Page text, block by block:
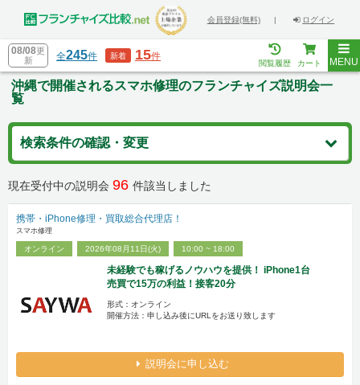
会員登録(無料) | ログイン
08/08更
新
全245件 新着 15件
閲覧履歴 カート MENU
沖縄で開催されるスマホ修理のフランチャイズ説明会一
覧
検索条件の確認・変更
現在受付中の説明会 96 件該当しました
携帯・iPhone修理・買取総合代理店！
スマホ修理
オンライン 2026年08月11日(火) 10:00 ~ 18:00
未経験でも稼げるノウハウを提供！ iPhone1台
売買で15万の利益！接客20分
形式：オンライン
開催方法：申し込み後にURLをお送り致します
説明会に申し込む